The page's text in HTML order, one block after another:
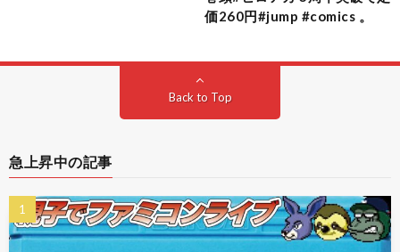
価260円#jump #comics 。
Back to Top
急上昇中の記事